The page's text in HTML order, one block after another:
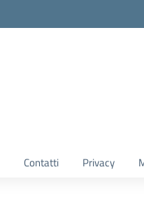
Contatti Privacy